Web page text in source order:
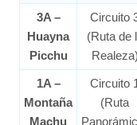
3A –
Huayna
Picchu
Circuito
(Ruta de
Realeza)
1A –
Montaña
Machu
Circuito 1
(Ruta